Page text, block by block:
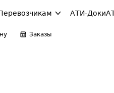
АТИ-Доки
Заказы